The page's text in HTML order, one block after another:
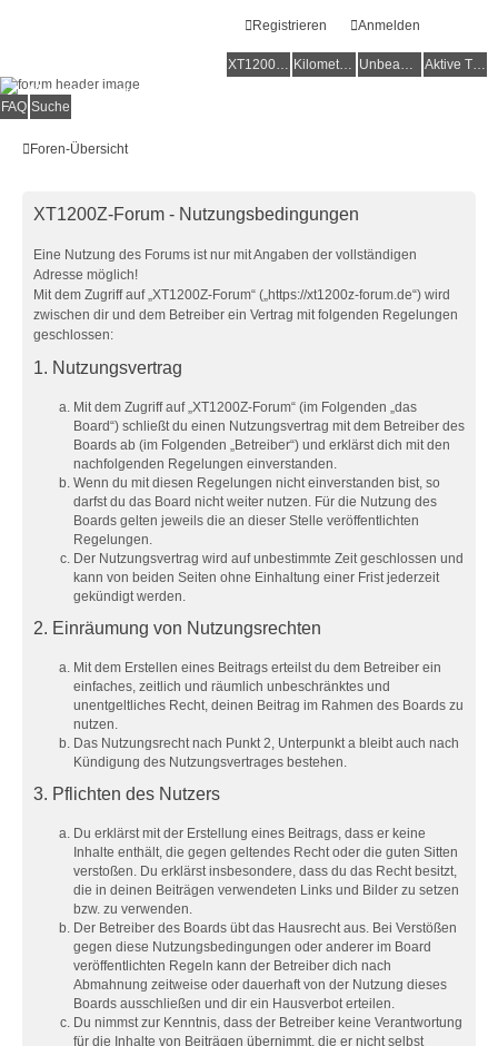
Anmelden
Registrieren
XT1200Z-Wiki Kilometerstatistik Unbeantwortete Themen Aktive Themen
Alles rund um die Yamaha XT1200Z Super Ténéré
FAQ Suche
Foren-Übersicht
XT1200Z-Forum - Nutzungsbedingungen
Eine Nutzung des Forums ist nur mit Angaben der vollständigen
Adresse möglich!
Mit dem Zugriff auf „XT1200Z-Forum“ („https://xt1200z-forum.de“) wird
zwischen dir und dem Betreiber ein Vertrag mit folgenden Regelungen
geschlossen:
1. Nutzungsvertrag
Mit dem Zugriff auf „XT1200Z-Forum“ (im Folgenden „das
Board“) schließt du einen Nutzungsvertrag mit dem Betreiber des
Boards ab (im Folgenden „Betreiber“) und erklärst dich mit den
nachfolgenden Regelungen einverstanden.
Wenn du mit diesen Regelungen nicht einverstanden bist, so
darfst du das Board nicht weiter nutzen. Für die Nutzung des
Boards gelten jeweils die an dieser Stelle veröffentlichten
Regelungen.
Der Nutzungsvertrag wird auf unbestimmte Zeit geschlossen und
kann von beiden Seiten ohne Einhaltung einer Frist jederzeit
gekündigt werden.
2. Einräumung von Nutzungsrechten
Mit dem Erstellen eines Beitrags erteilst du dem Betreiber ein
einfaches, zeitlich und räumlich unbeschränktes und
unentgeltliches Recht, deinen Beitrag im Rahmen des Boards zu
nutzen.
Das Nutzungsrecht nach Punkt 2, Unterpunkt a bleibt auch nach
Kündigung des Nutzungsvertrages bestehen.
3. Pflichten des Nutzers
Du erklärst mit der Erstellung eines Beitrags, dass er keine
Inhalte enthält, die gegen geltendes Recht oder die guten Sitten
verstoßen. Du erklärst insbesondere, dass du das Recht besitzt,
die in deinen Beiträgen verwendeten Links und Bilder zu setzen
bzw. zu verwenden.
Der Betreiber des Boards übt das Hausrecht aus. Bei Verstößen
gegen diese Nutzungsbedingungen oder anderer im Board
veröffentlichten Regeln kann der Betreiber dich nach
Abmahnung zeitweise oder dauerhaft von der Nutzung dieses
Boards ausschließen und dir ein Hausverbot erteilen.
Du nimmst zur Kenntnis, dass der Betreiber keine Verantwortung
für die Inhalte von Beiträgen übernimmt, die er nicht selbst